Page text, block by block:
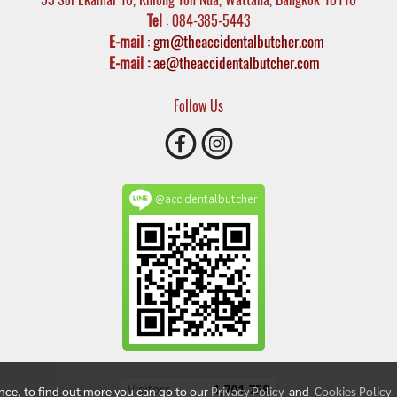
Tel : 084-385-5443
E-mail:gm@theaccidentalbutcher.com
E-mail :ae@theaccidentalbutcher.com
Follow Us
@accidentalbutcher
Today's visitor 1,098
to find out more you can go to our Privacy Policy andCookies Policy